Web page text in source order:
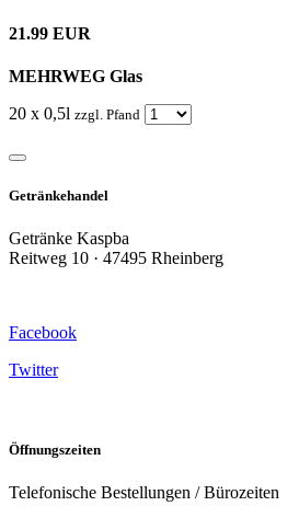
21.99 EUR
MEHRWEG Glas
20 x 0,5l zzgl. Pfand
Getränkehandel
Getränke Kaspba
Reitweg 10 · 47495 Rheinberg
Facebook
Twitter
Öffnungszeiten
Telefonische Bestellungen / Bürozeiten